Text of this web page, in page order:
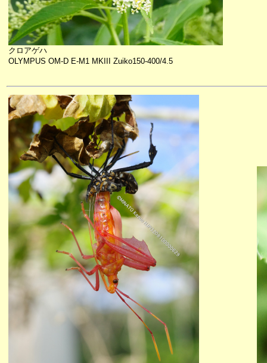
クロアゲハ
OLYMPUS OM-D E-M1 MKIII Zuiko150-400/4.5